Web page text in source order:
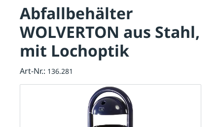
Abfallbehälter
WOLVERTON aus Stahl,
mit Lochoptik
Art-Nr.: 136.281